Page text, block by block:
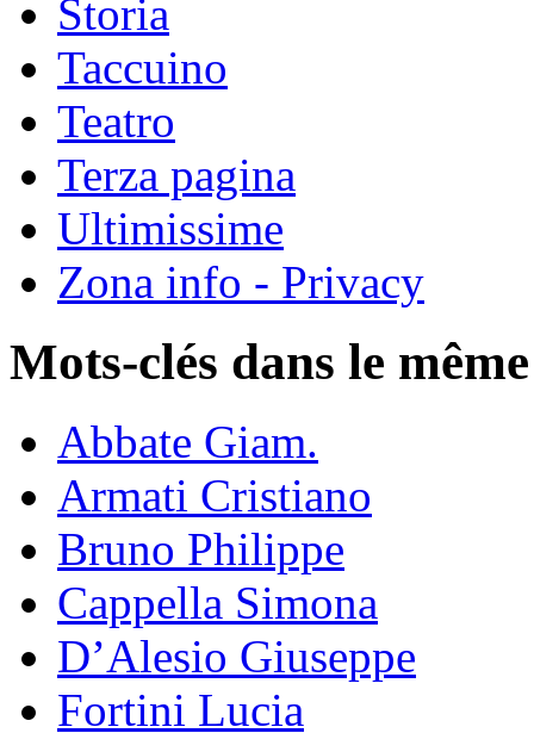
Storia
Taccuino
Teatro
Terza pagina
Ultimissime
Zona info - Privacy
Mots-clés dans le
Abbate Giam.
Armati Cristiano
Bruno Philippe
Cappella Simona
D’Alesio Giuseppe
Fortini Lucia